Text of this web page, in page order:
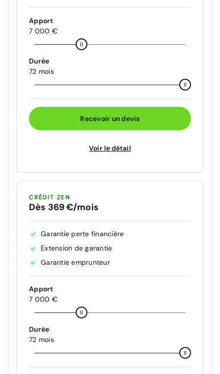
Apport
7 000 €
Durée
72 mois
Recevoir un devis
Voir le détail
CRÉDIT ZEN
Dès 369 €/mois
Garantie perte financière
Extension de garantie
Garantie emprunteur
Apport
7 000 €
Durée
72 mois